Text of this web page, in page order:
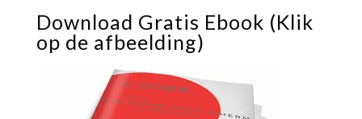
Download Gratis Ebook (Klik
op de afbeelding)